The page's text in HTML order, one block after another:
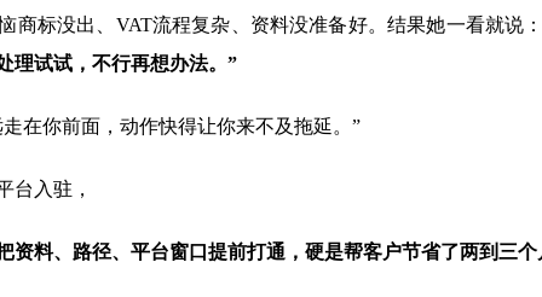
商标没出、VAT流程复杂、资料没准备好。结果她一看就说
理试试，不行再想办法。”
在你前面，动作快得让你来不及拖延。”
台入驻，
资料、路径、平台窗口提前打通，硬是帮客户节省了两到三